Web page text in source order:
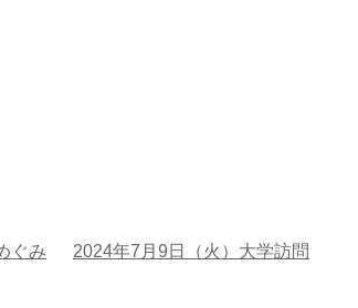
ぐみ
2024年7月9日（火）大学訪問